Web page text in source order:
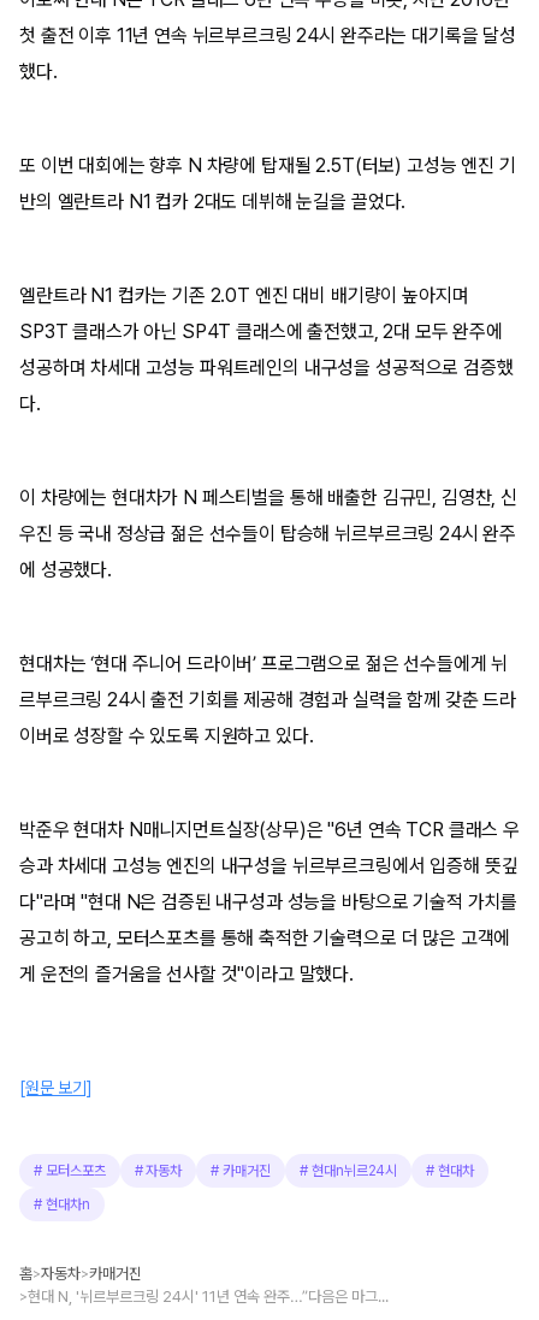
첫 출전 이후 11년 연속 뉘르부르크링 24시 완주라는 대기록을 달성
했다.
또 이번 대회에는 향후 N 차량에 탑재될 2.5T(터보) 고성능 엔진 기
반의 엘란트라 N1 컵카 2대도 데뷔해 눈길을 끌었다.
엘란트라 N1 컵카는 기존 2.0T 엔진 대비 배기량이 높아지며
SP3T 클래스가 아닌 SP4T 클래스에 출전했고, 2대 모두 완주에
성공하며 차세대 고성능 파워트레인의 내구성을 성공적으로 검증했
다.
이 차량에는 현대차가 N 페스티벌을 통해 배출한 김규민, 김영찬, 신
우진 등 국내 정상급 젊은 선수들이 탑승해 뉘르부르크링 24시 완주
에 성공했다.
현대차는 ‘현대 주니어 드라이버’ 프로그램으로 젊은 선수들에게 뉘
르부르크링 24시 출전 기회를 제공해 경험과 실력을 함께 갖춘 드라
이버로 성장할 수 있도록 지원하고 있다.
박준우 현대차 N매니지먼트실장(상무)은 "6년 연속 TCR 클래스 우
승과 차세대 고성능 엔진의 내구성을 뉘르부르크링에서 입증해 뜻깊
다"라며 "현대 N은 검증된 내구성과 성능을 바탕으로 기술적 가치를
공고히 하고, 모터스포츠를 통해 축적한 기술력으로 더 많은 고객에
게 운전의 즐거움을 선사할 것"이라고 말했다.
[원문 보기]
# 모터스포츠 #자동차 # 카매거진 # 현대n뉘르24시 #현대차
# 현대차n
홈>자동차>카매거진
> 현대 N, '뉘르부르크링 24시' 11년 연속 완주…”다음은 마그마”